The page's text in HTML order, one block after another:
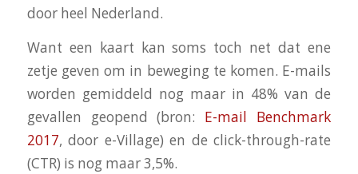
door heel Nederland.
Want een kaart kan soms toch net dat ene
zetje geven om in beweging te komen. E-mails
worden gemiddeld nog maar in 48% van de
gevallen geopend (bron: E-mail Benchmark
2017, door e-Village) en de click-through-rate
(CTR) is nog maar 3,5%.